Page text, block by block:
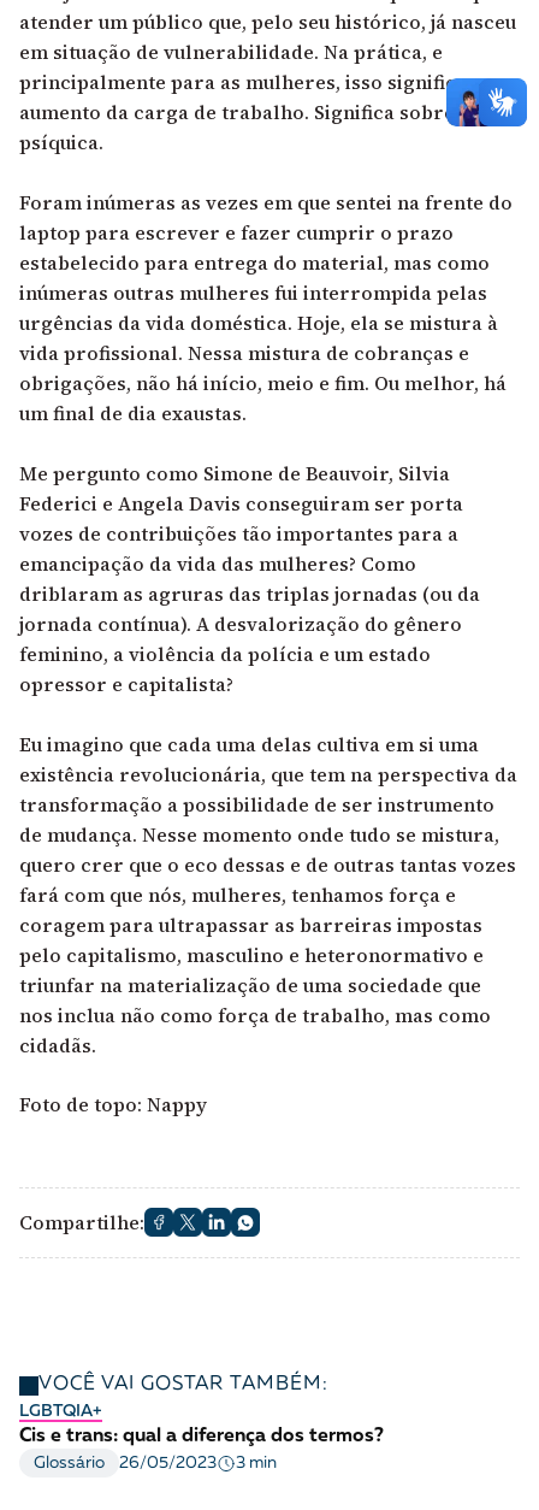
atender um público que, pelo seu histórico, já nasceu
em situação de vulnerabilidade. Na prática, e
principalmente para as mulheres, isso significa o
aumento da carga de trabalho. Significa sobrecarga
psíquica.
Foram inúmeras as vezes em que sentei na frente do
laptop para escrever e fazer cumprir o prazo
estabelecido para entrega do material, mas como
inúmeras outras mulheres fui interrompida pelas
urgências da vida doméstica. Hoje, ela se mistura à
vida profissional. Nessa mistura de cobranças e
obrigações, não há início, meio e fim. Ou melhor, há
um final de dia exaustas.
Me pergunto como Simone de Beauvoir, Silvia
Federici e Angela Davis conseguiram ser porta
vozes de contribuições tão importantes para a
emancipação da vida das mulheres? Como
driblaram as agruras das triplas jornadas (ou da
jornada contínua). A desvalorização do gênero
feminino, a violência da polícia e um estado
opressor e capitalista?
Eu imagino que cada uma delas cultiva em si uma
existência revolucionária, que tem na perspectiva da
transformação a possibilidade de ser instrumento
de mudança. Nesse momento onde tudo se mistura,
quero crer que o eco dessas e de outras tantas vozes
fará com que nós, mulheres, tenhamos força e
coragem para ultrapassar as barreiras impostas
pelo capitalismo, masculino e heteronormativo e
triunfar na materialização de uma sociedade que
nos inclua não como força de trabalho, mas como
cidadãs.
Foto de topo: Nappy
Compartilhe:
VOCÊ VAI GOSTAR TAMBÉM:
LGBTQIA+
Cis e trans: qual a diferença dos termos?
Glossário 26/05/2023 3 min